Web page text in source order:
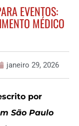
EVENTOS:
MÉDICO
janeiro 29, 2026
por
São Paulo